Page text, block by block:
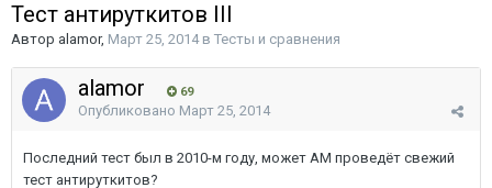
Тест антируткитов III
Автор alamor, Март 25, 2014в Тесты и сравнения
alamor 69
Опубликовано Март 25, 2014
Последний тест был в 2010-м году, может AM проведёт свежий
тест антируткитов?